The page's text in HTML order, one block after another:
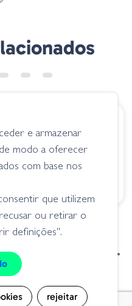
Jig Heads HD 90 -
Special Jig
de reclamações
cookies
© Todos os direitos reservados |
e armazenar
modo a oferecer
com base nos
que utilizem
ou retirar o
definições".
rejeitar